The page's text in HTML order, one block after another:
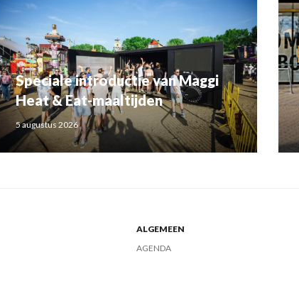
Speciale introductie van Maggi
Heat & Eat-maaltijden
5 augustus 2026
ALGEMEEN
AGENDA